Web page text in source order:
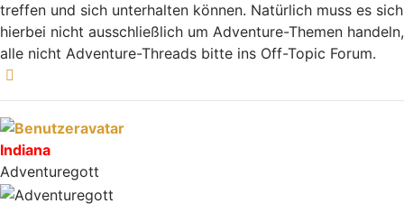
treffen und sich unterhalten können. Natürlich muss es sich
hierbei nicht ausschließlich um Adventure-Themen handeln,
alle nicht Adventure-Threads bitte ins Off-Topic Forum.
Indiana
Adventuregott